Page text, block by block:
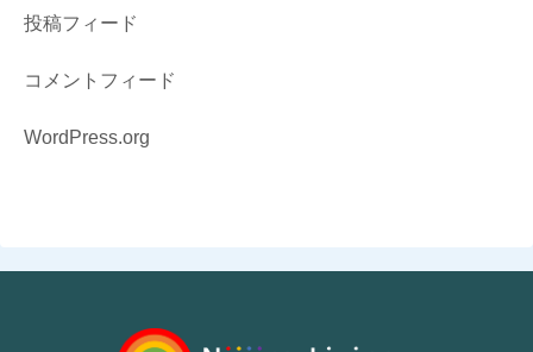
投稿フィード
コメントフィード
WordPress.org